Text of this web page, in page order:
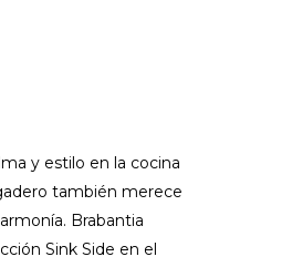
y estilo en la cocina
también merece
Brabantia
Sink Side en el